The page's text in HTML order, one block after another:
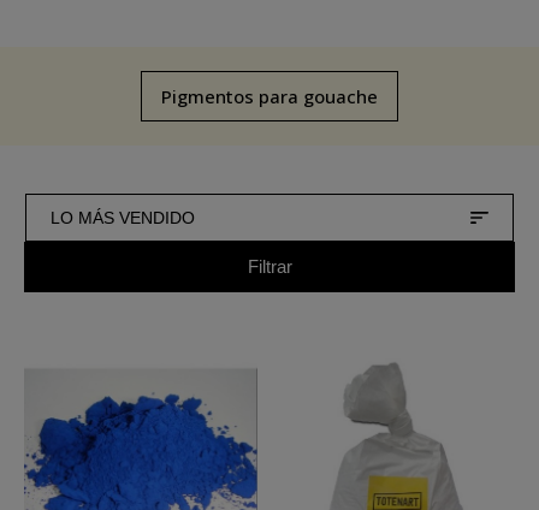
Pigmentos para gouache
LO MÁS VENDIDO
Filtrar